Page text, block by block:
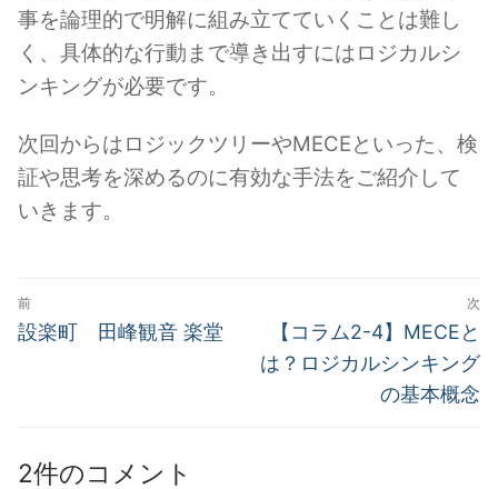
事を論理的で明解に組み立てていくことは難し
く、具体的な行動まで導き出すにはロジカルシ
ンキングが必要です。
次回からはロジックツリーやMECEといった、検
証や思考を深めるのに有効な手法をご紹介して
いきます。
投
稿
ー
前
前
設楽町 田峰観音 楽堂
次
次
の
【コラム2-4】MECEと
は？ロジカルシンキング
の基本概念
2件のコメント